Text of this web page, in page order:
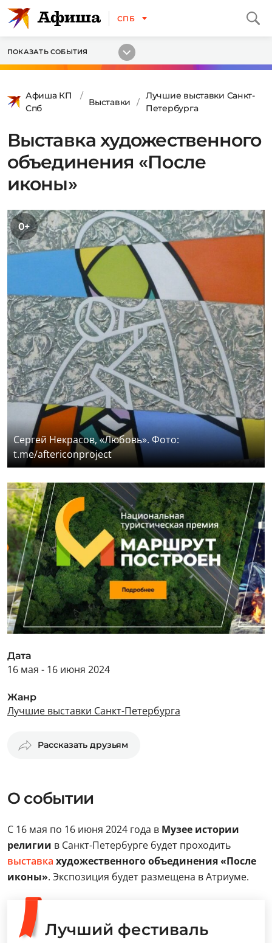
СПБ
ПОКАЗАТЬ СОБЫТИЯ
Афиша КП
Спб
Выставки
Лучшие выставки Санкт-
Петербурга
Выставка художественного
объединения «После
иконы»
0+
Сергей Некрасов, «Любовь». Фото:
t.me/aftericonproject
Дата
16 мая - 16 июня 2024
Жанр
Лучшие выставки Санкт-Петербурга
Рассказать друзьям
О событии
С 16 мая по 16 июня 2024 года в Музее истории
религии в Санкт-Петербурге будет проходить
выставка художественного объединения «После
иконы». Экспозиция будет размещена в Атриуме.
Лучший фестиваль